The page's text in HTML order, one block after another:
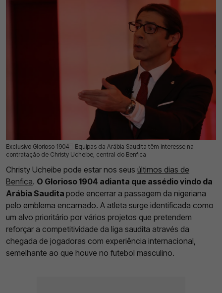
Exclusivo Glorioso 1904 - Equipas da Arábia Saudita têm interesse na
contratação de Christy Ucheibe, central do Benfica
08 Jun 2026 | 03:00 | 0
Christy Ucheibe pode estar nos seus últimos dias de
Benfica. O Glorioso 1904 adianta que assédio vindo da
Arábia Saudita pode encerrar a passagem da nigeriana
pelo emblema encarnado. A atleta surge identificada como
um alvo prioritário por vários projetos que pretendem
reforçar a competitividade da liga saudita através da
chegada de jogadoras com experiência internacional,
semelhante ao que houve no futebol masculino.